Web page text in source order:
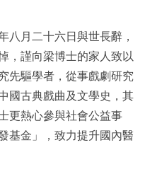
八月二十六日與世長辭，
，謹向梁博士的家人致以
先驅學者，從事戲劇研究
國古典戲曲及文學史，其
更熱心參與社會公益事
基金」，致力提升國內醫